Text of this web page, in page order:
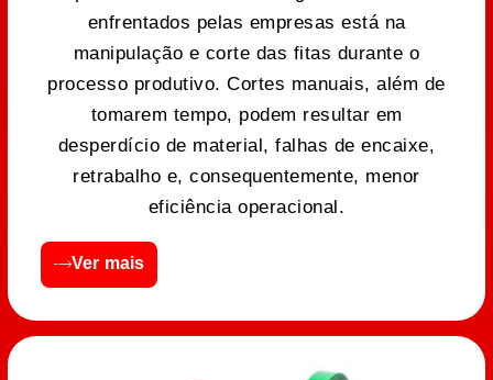
enfrentados pelas empresas está na
manipulação e corte das fitas durante o
processo produtivo. Cortes manuais, além de
tomarem tempo, podem resultar em
desperdício de material, falhas de encaixe,
retrabalho e, consequentemente, menor
eficiência operacional.
Ver mais